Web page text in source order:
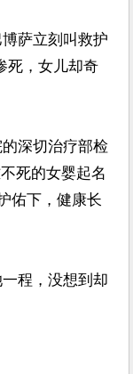
萨立刻叫救护
死，女儿却奇
深切治疗部检
死的女婴起名
佑下，健康长
程，没想到却